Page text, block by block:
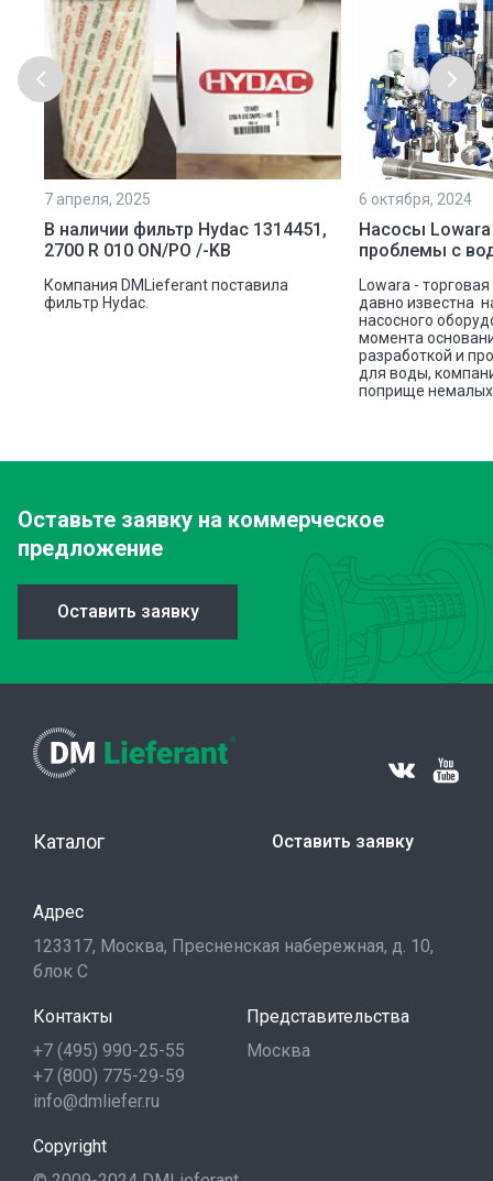
7 апреля, 2025
В наличии фильтр Hydac 1314451,
2700 R 010 ON/PO /-KB
Компания DMLieferant поставила
фильтр Hydac.
6 октября, 2024
Насосы
проблемы с
Lowara -
давно известна
насосного
момента
разработкой и
для воды,
поприще немалых
Оставьте заявку на коммерческое
предложение
Оставить заявку
Каталог Оставить заявку
Адрес
123317, Москва, Пресненская набережная, д. 10,
блок С
Контакты
+7 (495) 990-25-55
+7 (800) 775-29-59
info@dmliefer.ru
Представительства
Москва
Copyright